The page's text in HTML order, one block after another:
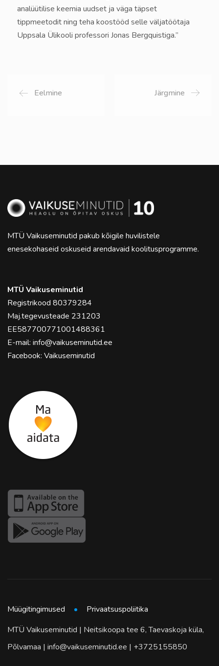
analüütilise keemia uudset ja väga täpset
tippmeetodit ning teha koostööd selle väljatöötaja
Uppsala Ülikooli professori Jonas Bergquistiga.”
Eelmine Järgmine
MTÜ Vaikuseminutid pakub kõigile huvilistele
enesekohaseid oskuseid arendavaid koolitusprogramme.
MTÜ Vaikuseminutid
Registrikood 80379284
Maj.tegevusteade 231203
EE587700771001488361
E-mail: info@vaikuseminutid.ee
Facebook: Vaikuseminutid
MTÜ Vaikuseminutid | Neitsikoopa tee 6, Taevaskoja küla,
Põlvamaa | info@vaikuseminutid.ee | +3725155850
Müügitingimused Privaatsuspoliitika